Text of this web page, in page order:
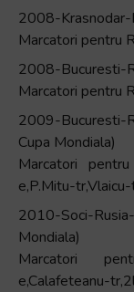
2008-Krasnodar-
Marcatori pentru
2008-Bucuresti-
Marcatori pentru
2009-
Cupa Mondiala)
Marcatori
e,P.Mitu-
2010-Soci-
Mondiala)
Marcatori
e,Calafeteanu-